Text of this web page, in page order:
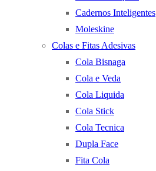
Cadernos Inteligentes
Moleskine
Colas e Fitas Adesivas
Cola Bisnaga
Cola e Veda
Cola Liquida
Cola Stick
Cola Tecnica
Dupla Face
Fita Cola